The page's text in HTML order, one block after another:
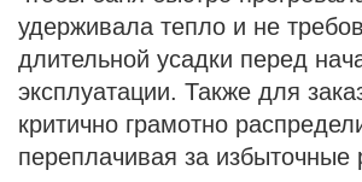
удерживала тепло и не
длительной усадки перед
эксплуатации. Также для
критично грамотно
переплачивая за